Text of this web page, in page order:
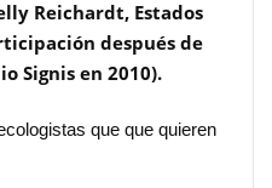
Reichardt, Estados
después de
Signis en 2010).
que que quieren